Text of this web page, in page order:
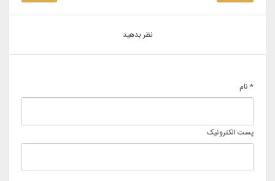
نظر بدهید
* نام
پست الکترونیک